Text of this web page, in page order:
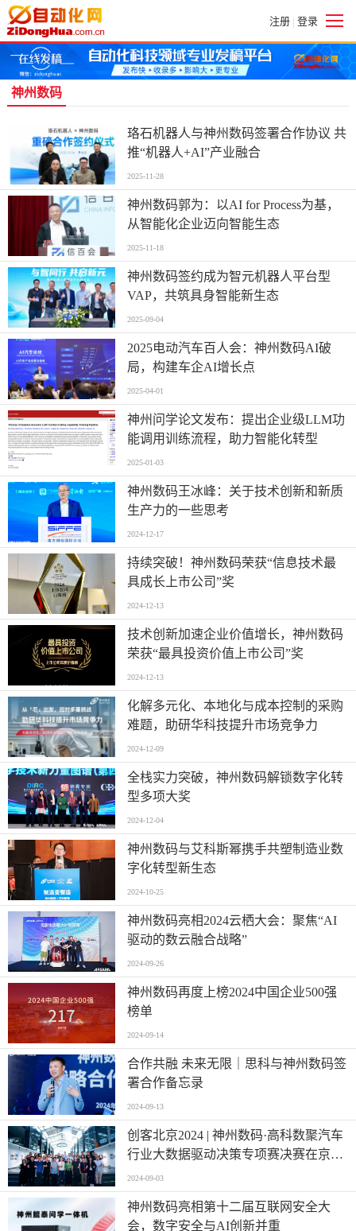
注册 | 登录
神州数码
珞石机器人与神州数码签署合作协议 共
推“机器人+AI”产业融合
2025-11-28
神州数码郭为：以AI for Process为基，
从智能化企业迈向智能生态
2025-11-18
神州数码签约成为智元机器人平台型
VAP，共筑具身智能新生态
2025-09-04
2025电动汽车百人会：神州数码AI破
局，构建车企AI增长点
2025-04-01
神州问学论文发布：提出企业级LLM功
能调用训练流程，助力智能化转型
2025-01-03
神州数码王冰峰：关于技术创新和新质
生产力的一些思考
2024-12-17
持续突破！神州数码荣获“信息技术最
具成长上市公司”奖
2024-12-13
技术创新加速企业价值增长，神州数码
荣获“最具投资价值上市公司”奖
2024-12-13
化解多元化、本地化与成本控制的采购
难题，助研华科技提升市场竞争力
2024-12-09
全栈实力突破，神州数码解锁数字化转
型多项大奖
2024-12-04
神州数码与艾科斯幂携手共塑制造业数
字化转型新生态
2024-10-25
神州数码亮相2024云栖大会：聚焦“AI
驱动的数云融合战略”
2024-09-26
神州数码再度上榜2024中国企业500强
榜单
2024-09-14
合作共融 未来无限｜思科与神州数码签
署合作备忘录
2024-09-13
创客北京2024 | 神州数码·高科数聚汽车
行业大数据驱动决策专项赛决赛在京圆
满落幕
2024-09-03
神州数码亮相第十二届互联网安全大
会，数字安全与AI创新并重